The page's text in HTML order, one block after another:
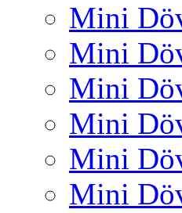
Mini
Mini
Mini
Mini
Mini
Mini